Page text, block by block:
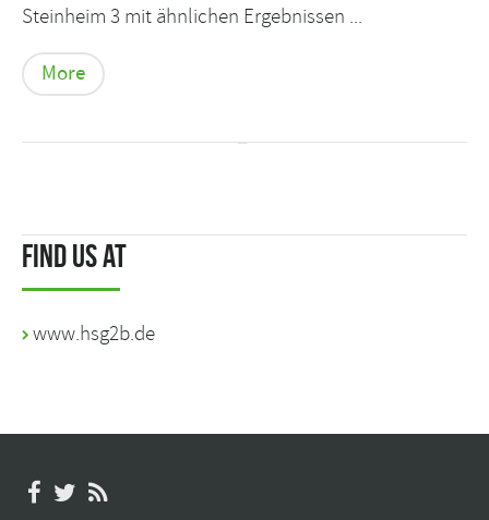
Steinheim 3 mit ähnlichen Ergebnissen ...
More
Find us at
www.hsg2b.de